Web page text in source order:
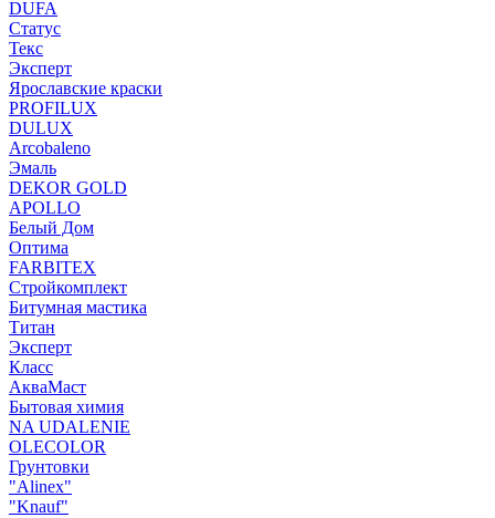
DUFA
Статус
Текс
Эксперт
Ярославские краски
PROFILUX
DULUX
Arcobaleno
Эмаль
DEKOR GOLD
APOLLO
Белый Дом
Оптима
FARBITEX
Стройкомплект
Битумная мастика
Титан
Эксперт
Класс
АкваМаст
Бытовая химия
NA UDALENIE
OLECOLOR
Грунтовки
"Alinex"
"Knauf"